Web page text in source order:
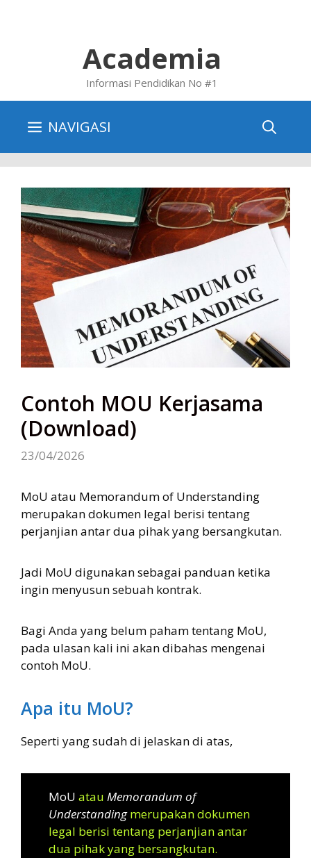
Academia
Informasi Pendidikan No #1
NAVIGASI
Contoh MOU Kerjasama
(Download)
23/04/2026
MoU atau Memorandum of Understanding
merupakan dokumen legal berisi tentang
perjanjian antar dua pihak yang bersangkutan.
Jadi MoU digunakan sebagai panduan ketika
ingin menyusun sebuah kontrak.
Bagi Anda yang belum paham tentang MoU,
pada ulasan kali ini akan dibahas mengenai
contoh MoU.
Apa itu MoU?
Seperti yang sudah di jelaskan di atas,
MoU atauMemorandum of
Understandingmerupakan dokumen
legal berisi tentang perjanjian antar
dua pihak yang bersangkutan.